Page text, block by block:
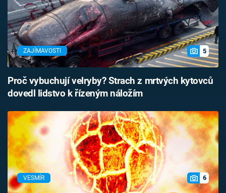
ZAJÍMAVOSTI 5
Proč vybuchují velryby? Strach z mrtvých kytovců
dovedl lidstvo k řízeným náložím
VESMÍR 6